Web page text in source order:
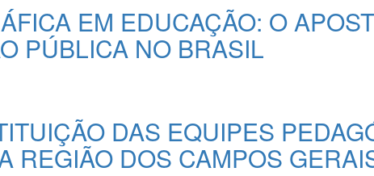
EM EDUCAÇÃO: O
PÚBLICA NO BRASIL
DAS EQUIPES
REGIÃO DOS CAMPOS